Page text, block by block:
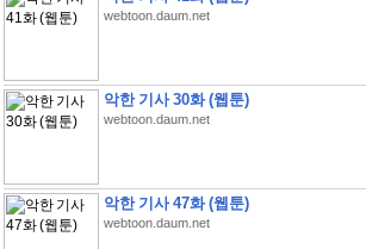
webtoon.daum.net
악한 기사 30화 (웹툰)
webtoon.daum.net
악한 기사 47화 (웹툰)
webtoon.daum.net